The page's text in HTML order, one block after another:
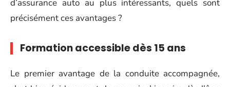
d’assurance auto au plus intéressants, quels sont
précisément ces avantages ?
Formation accessible dès 15 ans
Le premier avantage de la conduite accompagnée,